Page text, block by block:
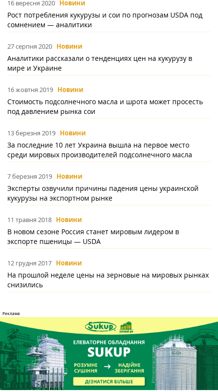
16 вересня 2020 Новини
Рост потребления кукурузы и сои по прогнозам USDA под
сомнением — аналитики
27 серпня 2020 Новини
Аналитики рассказали о тенденциях цен на кукурузу в
мире и Украине
16 жовтня 2019 Новини
Стоимость подсолнечного масла и шрота может просесть
под давлением рынка сои
13 березня 2019 Новини
За последние 10 лет Украина вышла на первое место
среди мировых производителей подсолнечного масла
7 березня 2019 Новини
Эксперты озвучили причины падения цены украинской
кукурузы на экспортном рынке
11 травня 2018 Новини
В новом сезоне Россия станет мировым лидером в
экспорте пшеницы — USDA
12 грудня 2017 Новини
На прошлой неделе цены на зерновые на мировых рынках
снизились